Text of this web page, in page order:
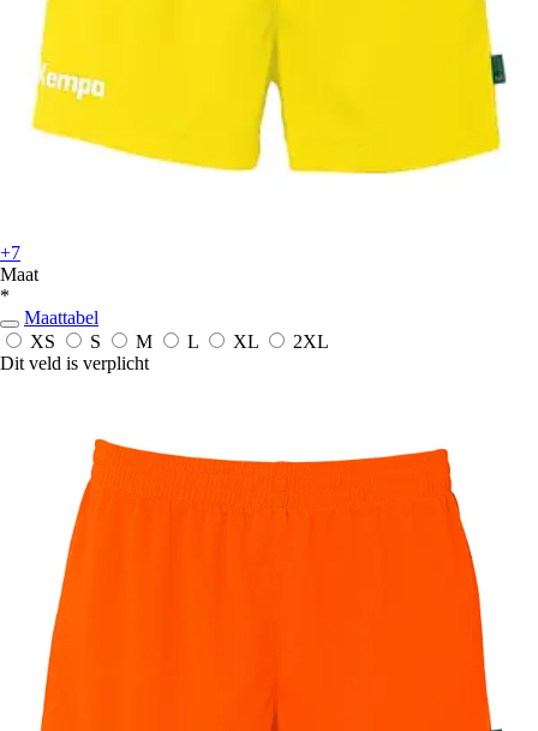
+7
Maat
*
Maattabel
XS
S M L XL
2XL
Dit veld is verplicht